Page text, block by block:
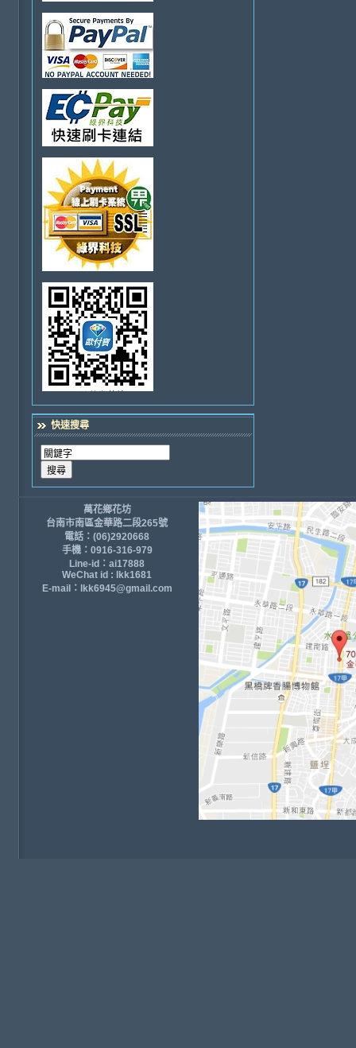
快速搜尋
萬花鄉花坊
台南市南區金華路二段265號
電話：(06)2920668
手機：0916-316-979
Line-id：ai17888
WeChat id : lkk1681
E-mail：lkk6945@gmail.com